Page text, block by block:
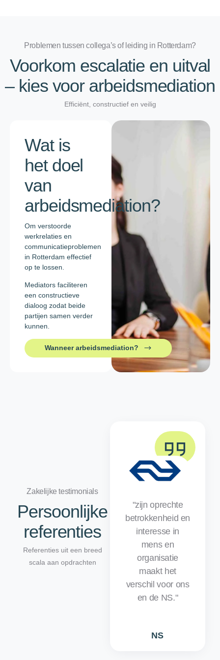
Problemen tussen collega’s of leiding in Rotterdam?
Voorkom escalatie en uitval
– kies voor arbeidsmediation
Efficiënt, constructief en veilig
Wat is
het doel
van
arbeidsmediation?
Om verstoorde
werkrelaties en
communicatieproblemen
in Rotterdam effectief
op te lossen.
Mediators faciliteren
een constructieve
dialoog zodat beide
partijen samen verder
kunnen.
Wanneer arbeidsmediation?
Zakelijke testimonials
Persoonlijke
referenties
Referenties uit een breed
scala aan opdrachten
"zijn oprechte
betrokkenheid en
interesse in
mens en
organisatie
maakt het
verschil voor ons
en de NS."
NS